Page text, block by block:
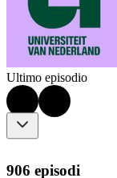
Ultimo episodio
906 episodi